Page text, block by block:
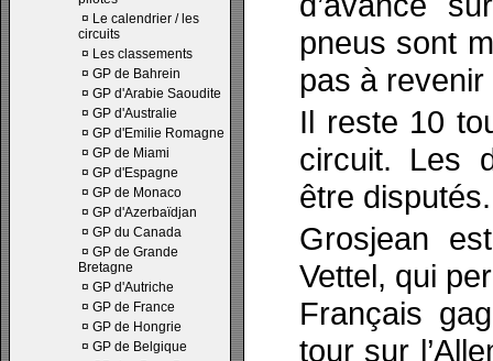
¤ Le calendrier / les
circuits
¤ Les classements
¤ GP de Bahrein
¤ GP d'Arabie Saoudite
¤ GP d'Australie
¤ GP d'Emilie Romagne
¤ GP de Miami
¤ GP d'Espagne
¤ GP de Monaco
¤ GP d'Azerbaïdjan
¤ GP du Canada
¤ GP de Grande
Bretagne
¤ GP d'Autriche
¤ GP de France
¤ GP de Hongrie
¤ GP de Belgique
pneus sont
pas à
Il reste 10
circuit. Les
être disputés.
Grosjean
Vettel, qui
Français
tour sur